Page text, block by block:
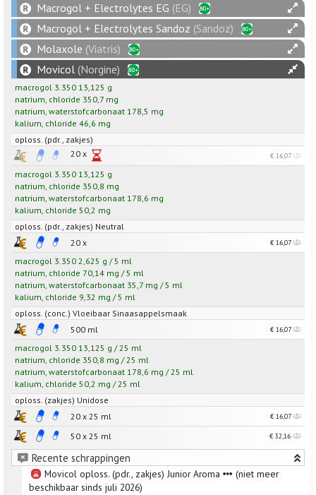
Macrogol + Electrolytes EG (EG)
Macrogol + Electrolytes Sandoz (Sandoz)
Molaxole (Viatris)
Movicol (Norgine)
macrogol 3.350 13,125 g
natrium, chloride 350,7 mg
natrium, waterstofcarbonaat 178,5 mg
kalium, chloride 46,6 mg
oploss. (pdr., zakjes)
20 x
€ 16,07
macrogol 3.350 13,125 g
natrium, chloride 350,8 mg
natrium, waterstofcarbonaat 178,6 mg
kalium, chloride 50,2 mg
oploss. (pdr., zakjes) Neutral
20 x
€ 16,07
macrogol 3.350 2,625 g / 5 ml
natrium, chloride 70,14 mg / 5 ml
natrium, waterstofcarbonaat 35,7 mg / 5 ml
kalium, chloride 9,32 mg / 5 ml
oploss. (conc.) Vloeibaar Sinaasappelsmaak
500 ml
€ 16,07
macrogol 3.350 13,125 g / 25 ml
natrium, chloride 350,8 mg / 25 ml
natrium, waterstofcarbonaat 178,6 mg / 25 ml
kalium, chloride 50,2 mg / 25 ml
oploss. (zakjes) Unidose
20 x 25 ml
€ 16,07
50 x 25 ml € 32,16
Recente schrappingen
Movicol oploss. (pdr., zakjes) Junior Aroma
(niet meer
beschikbaar sinds juli 2026)